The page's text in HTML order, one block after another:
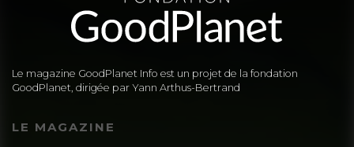
Le magazine GoodPlanet Info est un projet de la fondation
GoodPlanet, dirigée par Yann Arthus-Bertrand
LE MAGAZINE